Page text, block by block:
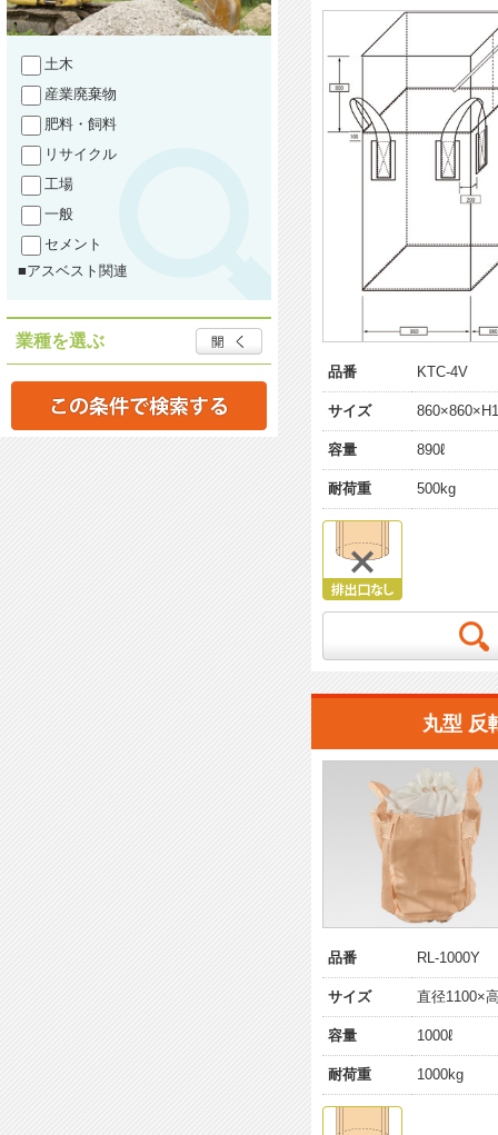
土木
産業廃棄物
肥料・飼料
リサイクル
工場
一般
セメント
■アスベスト関連
業種を選ぶ
品番 KTC-4V
サイズ
容量 890ℓ
耐荷重 500kg
丸型 反
品番 RL-1000Y
サイズ 直径1100×
容量 1000ℓ
耐荷重 1000kg